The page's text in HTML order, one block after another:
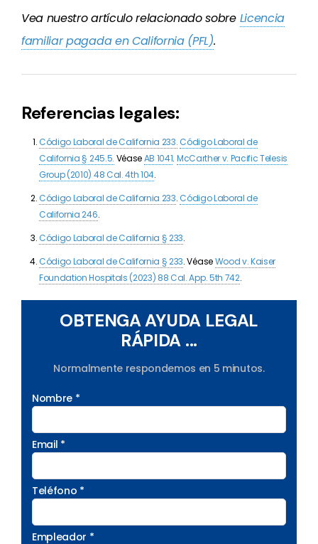
Vea nuestro artículo relacionado sobre Licencia
familiar pagada en California (PFL).
Referencias legales:
Código Laboral de California 233. Código Laboral de
California § 245.5. VéaseAB 1041. McCarther v. Pacific Telesis
Group (2010) 48 Cal. 4th 104.
Código Laboral de California 233. Código Laboral de
California 246.
Código Laboral de California § 233.
Código Laboral de California § 233. VéaseWood v. Kaiser
Foundation Hospitals (2023) 88 Cal. App. 5th 742.
OBTENGA AYUDA LEGAL
RÁPIDA ...
Normalmente respondemos en 5 minutos.
Nombre *
Email *
Teléfono *
Empleador *